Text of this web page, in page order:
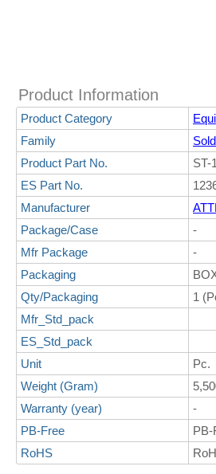
Product Information
Product Category
Family
Product Part No.
ST-
ES Part No.
Manufacturer
Package/Case
-
Mfr Package
-
Packaging
Qty/Packaging
1
Mfr_Std_pack
ES_Std_pack
Unit
Pc.
Weight (Gram)
Warranty (year)
-
PB-Free
PB-
RoHS